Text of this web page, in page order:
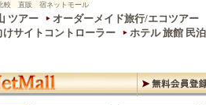
直販 宿ネットモール
ツアー
オーダーメイド旅行/エコツアー
けサイトコントローラー
ホテル 旅館 民